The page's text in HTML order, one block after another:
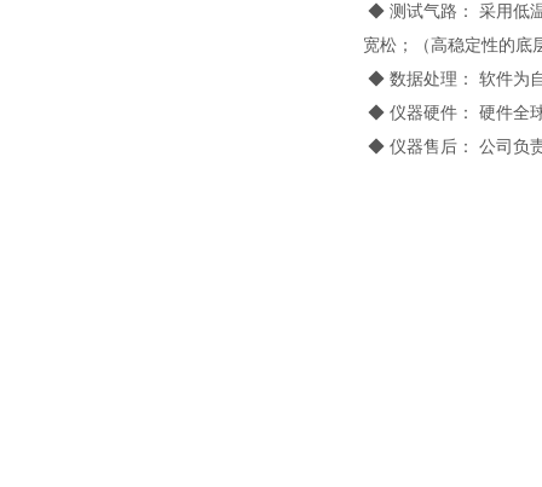
◆ 测试气路： 采用低
宽松；（高稳定性的底
◆ 数据处理： 软件为
◆ 仪器硬件： 硬件全
◆ 仪器售后： 公司负